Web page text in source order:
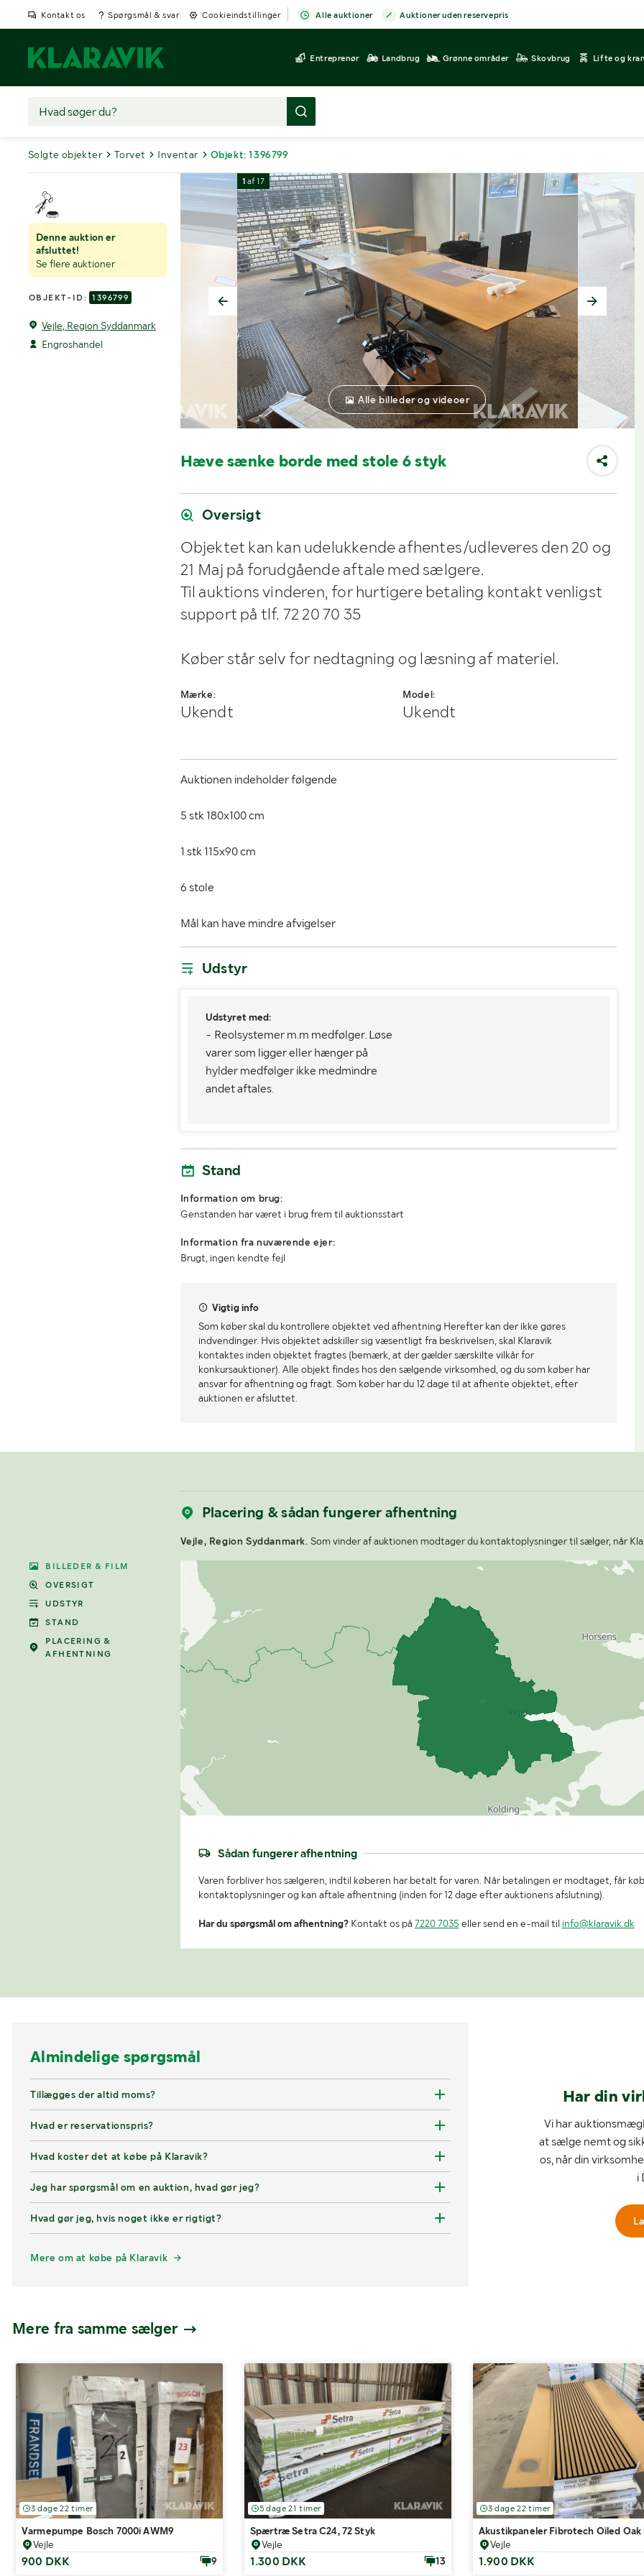
Kontakt os Spørgsmål & svar Cookieindstillinger Alle auktioner Auktioner uden reservepris
Entreprenør Landbrug Grønne områder Skovbrug Lifte og
Solgte objekter Torvet Inventar Objekt: 1396799
Denne auktion er
afsluttet!
Se flere auktioner
OBJEKT-ID: 1396799
Vejle, Region Syddanmark
Engroshandel
BILLEDER & FILM
OVERSIGT
UDSTYR
STAND
PLACERING &
AFHENTNING
1 af17
Alle billeder og videoer
Hæve sænke borde med stole 6 styk
Oversigt
Objektet kan kan udelukkende afhentes/udleveres den 20 og
21 Maj på forudgående aftale med sælgere.
Til auktions vinderen, for hurtigere betaling kontakt venligst
support på tlf. 72 20 70 35
Køber står selv for nedtagning og læsning af materiel.
Mærke:
Ukendt
Model:
Ukendt
Auktionen indeholder følgende
5 stk 180x100 cm
1 stk 115x90 cm
6 stole
Mål kan have mindre afvigelser
Udstyr
Udstyret med:
- Reolsystemer m.m medfølger. Løse
varer som ligger eller hænger på
hylder medfølger ikke medmindre
andet aftales.
Stand
Information om brug:
Genstanden har været i brug frem til auktionsstart
Information fra nuværende ejer:
Brugt, ingen kendte fejl
Vigtig info
Som køber skal du kontrollere objektet ved afhentning Herefter kan der ikke gøres
indvendinger. Hvis objektet adskiller sig væsentligt fra beskrivelsen, skal Klaravik
kontaktes inden objektet fragtes (bemærk, at der gælder særskilte vilkår for
konkursauktioner). Alle objekt findes hos den sælgende virksomhed, og du som køber har
ansvar for afhentning og fragt. Som køber har du 12 dage til at afhente objektet, efter
auktionen er afsluttet.
Placering & sådan fungerer afhentning
Vejle, Region Syddanmark. Som vinder af auktionen modtager du kontaktoplysninger til sælger, når
Sådan fungerer afhentning
Varen forbliver hos sælgeren, indtil køberen har betalt for varen. Når betalingen er modtaget, får
kontaktoplysninger og kan aftale afhentning (inden for 12 dage efter auktionens afslutning).
Har du spørgsmål om afhentning?Kontakt os på 7220 7035 eller send en e-mail til info@klaravik.dk
Almindelige spørgsmål
Tillægges der altid moms?
Hvad er reservationspris?
Hvad koster det at købe på Klaravik?
Jeg har spørgsmål om en auktion, hvad gør jeg?
Hvad gør jeg, hvis noget ikke er rigtigt?
Mere om at købe på Klaravik
Har din
Vi har
at sælge nemt og
os, når din
i
Mere fra samme sælger
3 dage 22 timer
Varmepumpe Bosch 7000i AWM9
Vejle
900 DKK 9
5 dage 21 timer
Spærtræ Setra C24, 72 Styk
Vejle
1.300 DKK 13
3 dage 22 timer
Akustikpaneler Fibrotech Oiled Oak
Vejle
1.900 DKK